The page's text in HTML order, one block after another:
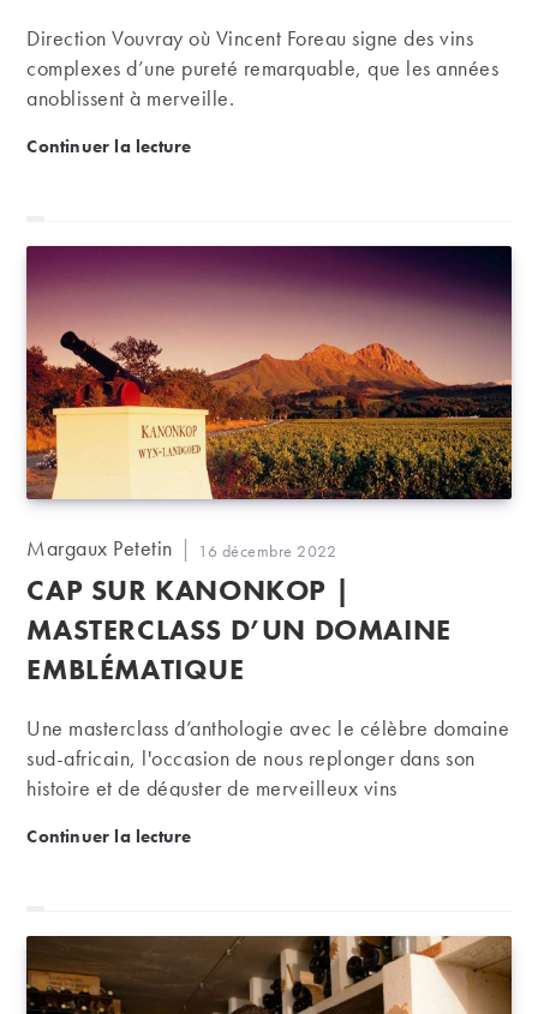
Direction Vouvray où Vincent Foreau signe des vins
complexes d’une pureté remarquable, que les années
anoblissent à merveille.
Continuer la lectureSecrets d’une transmission familiale au Clos
Auteur/autrice
la
publication :
Margaux Petetin
Publication
publiée :
16 décembre 2022
CAP SUR KANONKOP |
MASTERCLASS D’UN DOMAINE
EMBLÉMATIQUE
Une masterclass d’anthologie avec le célèbre domaine
sud-africain, l'occasion de nous replonger dans son
histoire et de déguster de merveilleux vins
Continuer la lectureCap sur Kanonkop | masterclass d’un domaine